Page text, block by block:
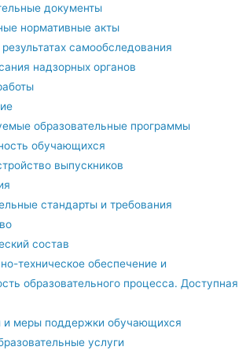
документы
нормативные акты
самообследования
надзорных органов
образовательные программы
обучающихся
выпускников
стандарты и требования
состав
техническое обеспечение и
образовательного процесса. Доступная
и меры поддержки обучающихся
услуги